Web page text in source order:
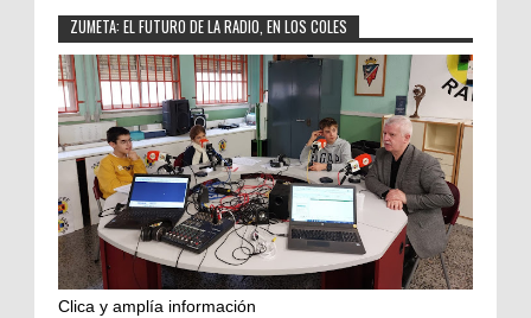
ZUMETA: EL FUTURO DE LA RADIO, EN LOS COLES
Clica y amplía información